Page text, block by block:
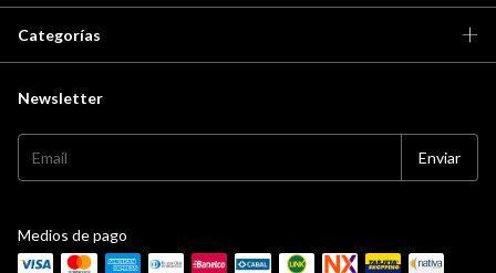
Categorías
Newsletter
Medios de pago